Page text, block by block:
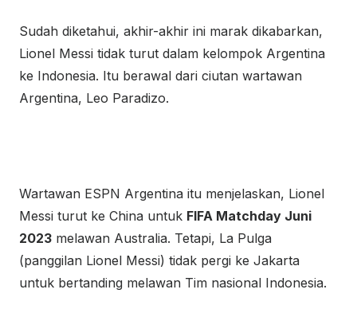
Sudah diketahui, akhir-akhir ini marak dikabarkan,
Lionel Messi tidak turut dalam kelompok Argentina
ke Indonesia. Itu berawal dari ciutan wartawan
Argentina, Leo Paradizo.
Wartawan ESPN Argentina itu menjelaskan, Lionel
Messi turut ke China untuk FIFA Matchday Juni
2023 melawan Australia. Tetapi, La Pulga
(panggilan Lionel Messi) tidak pergi ke Jakarta
untuk bertanding melawan Tim nasional Indonesia.